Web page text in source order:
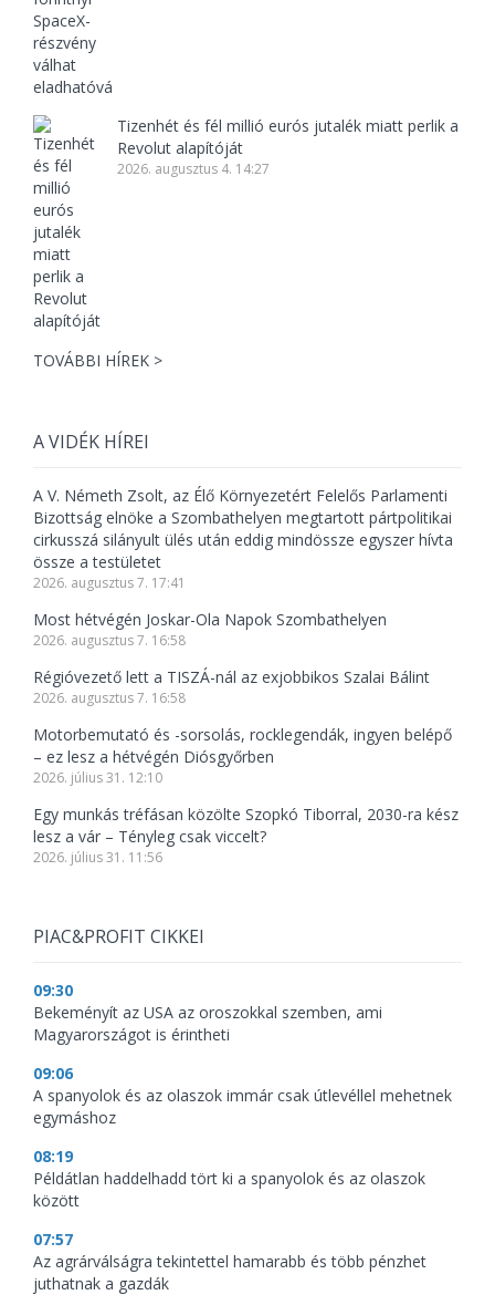
Tizenhét és fél millió eurós jutalék miatt perlik a
Revolut alapítóját
2026. augusztus 4. 14:27
TOVÁBBI HÍREK >
A VIDÉK HÍREI
A V. Németh Zsolt, az Élő Környezetért Felelős Parlamenti
Bizottság elnöke a Szombathelyen megtartott pártpolitikai
cirkusszá silányult ülés után eddig mindössze egyszer hívta
össze a testületet
2026. augusztus 7. 17:41
Most hétvégén Joskar-Ola Napok Szombathelyen
2026. augusztus 7. 16:58
Régióvezető lett a TISZÁ-nál az exjobbikos Szalai Bálint
2026. augusztus 7. 16:58
Motorbemutató és -sorsolás, rocklegendák, ingyen belépő
– ez lesz a hétvégén Diósgyőrben
2026. július 31. 12:10
Egy munkás tréfásan közölte Szopkó Tiborral, 2030-ra kész
lesz a vár – Tényleg csak viccelt?
2026. július 31. 11:56
PIAC&PROFIT CIKKEI
09:30
Bekeményít az USA az oroszokkal szemben, ami
Magyarországot is érintheti
09:06
A spanyolok és az olaszok immár csak útlevéllel mehetnek
egymáshoz
08:19
Példátlan haddelhadd tört ki a spanyolok és az olaszok
között
07:57
Az agrárválságra tekintettel hamarabb és több pénzhet
juthatnak a gazdák